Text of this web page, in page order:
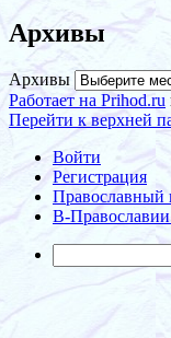
Архивы
Архивы
Работает на Prihod.ru
Перейти к верхней
Войти
Регистрация
Православный
В-